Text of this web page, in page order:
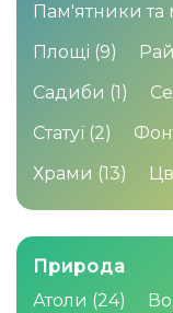
Пам'ятники та
Площі (9)
Садиби (1)
Статуї (2)
Храми (13)
Природа
Атоли (24)